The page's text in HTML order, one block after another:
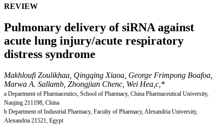
REVIEW
Pulmonary delivery of siRNA against
acute lung injury/acute respiratory
distress syndrome
Makhloufi Zoulikhaa, Qingqing Xiaoa, George Frimpong Boafoa,
Marwa A. Sallamb, Zhongjian Chenc, Wei Hea,c,*
a Department of Pharmaceutics, School of Pharmacy, China Pharmaceutical University,
Nanjing 211198, China
b Department of Industrial Pharmacy, Faculty of Pharmacy, Alexandria University,
Alexandria 21521, Egypt